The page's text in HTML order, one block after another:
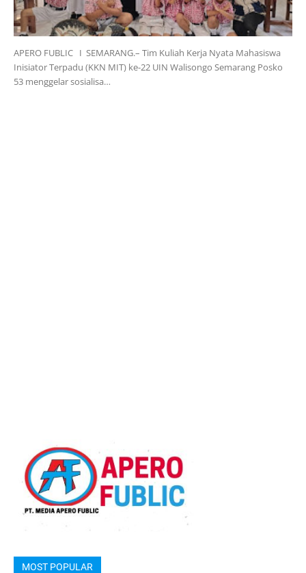
APERO FUBLIC I SEMARANG.– Tim Kuliah Kerja Nyata Mahasiswa
Inisiator Terpadu (KKN MIT) ke-22 UIN Walisongo Semarang Posko
53 menggelar sosialisa…
MOST POPULAR